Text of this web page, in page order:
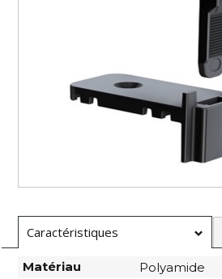
Caractéristiques
Matériau
Polyamide